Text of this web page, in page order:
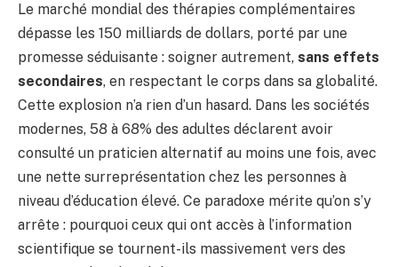
Le marché mondial des thérapies complémentaires
dépasse les 150 milliards de dollars, porté par une
promesse séduisante : soigner autrement, sans effets
secondaires, en respectant le corps dans sa globalité.
Cette explosion n’a rien d’un hasard. Dans les sociétés
modernes, 58 à 68% des adultes déclarent avoir
consulté un praticien alternatif au moins une fois, avec
une nette surreprésentation chez les personnes à
niveau d’éducation élevé. Ce paradoxe mérite qu’on s’y
arrête : pourquoi ceux qui ont accès à l’information
scientifique se tournent-ils massivement vers des